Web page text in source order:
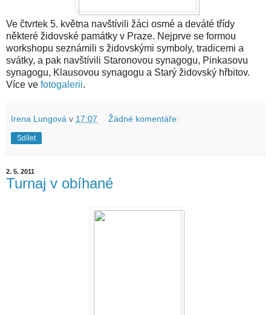
Ve čtvrtek 5. května navštívili žáci osmé a deváté třídy
některé židovské památky v Praze. Nejprve se formou
workshopu seznámili s židovskými symboly, tradicemi a
svátky, a pak navštívili Staronovou synagogu, Pinkasovu
synagogu, Klausovou synagogu a Starý židovský hřbitov.
Více ve fotogalerii.
Irena Lungová v 17:07 Žádné komentáře:
Sdílet
2. 5. 2011
Turnaj v obíhané